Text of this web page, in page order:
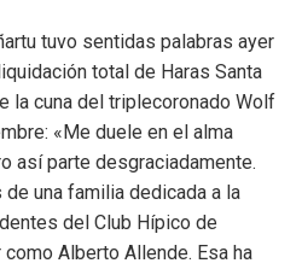
tuvo sentidas palabras ayer
total de Haras Santa
la cuna del triplecoronado Wolf
«Me duele en el alma
así parte desgraciadamente.
de una familia dedicada a la
del Club Hípico de
Alberto Allende. Esa ha